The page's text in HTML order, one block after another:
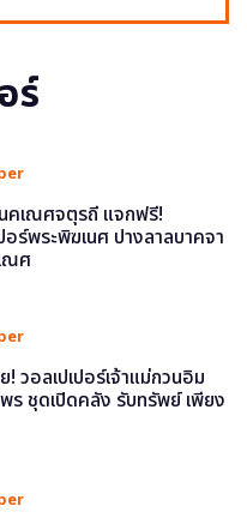
ร์
คเณศจตุรถี แจกฟรี!
อร์พระพิฆเนศ ปางลาลบาคจา
ณศ
! วอลเปเปอร์เจ้าแม่กวนอิม
ร ชุดเปิดคลัง รับทรัพย์ เพียง